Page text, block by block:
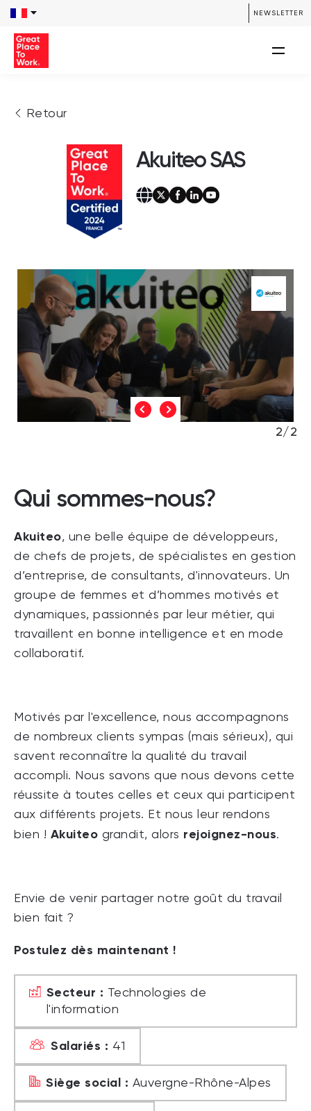
NEWSLETTER
Retour
Akuiteo SAS
2/2
Qui sommes-nous?
Akuiteo, une belle équipe de développeurs,
de chefs de projets, de spécialistes en gestion
d’entreprise, de consultants, d'innovateurs. Un
groupe de femmes et d’hommes motivés et
dynamiques, passionnés par leur métier, qui
travaillent en bonne intelligence et en mode
collaboratif.
Motivés par l'excellence, nous accompagnons
de nombreux clients sympas (mais sérieux), qui
savent reconnaître la qualité du travail
accompli. Nous savons que nous devons cette
réussite à toutes celles et ceux qui participent
aux différents projets. Et nous leur rendons
bien ! Akuiteo grandit, alors rejoignez-nous.
Envie de venir partager notre goût du travail
bien fait ?
Postulez dès maintenant !
Secteur : Technologies de
l'information
Salariés : 41
Siège social : Auvergne-Rhône-Alpes